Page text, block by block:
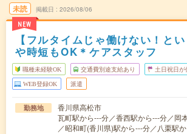
未読
NEW
掲載日 2026/08/06
【フルタイムじゃ働けない！と
や時短もOK＊ケアスタッフ
職種未経験OK 交通費別途支給あり 土日祝日が
WEB登録OK 派遣
勤務地
香川県高松市
瓦町駅から---分／香西駅から---分／岡
／昭和町(香川県)駅から---分／八栗駅